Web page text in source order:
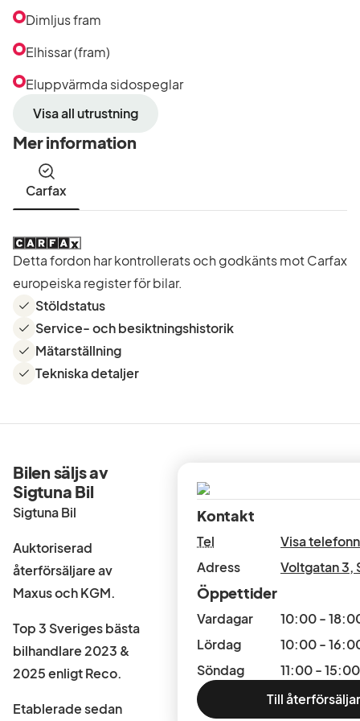
Dimljus fram
Elhissar (fram)
Eluppvärmda sidospeglar
Visa all utrustning
Mer information
Carfax
Detta fordon har kontrollerats och godkänts mot Carfax
europeiska register för bilar.
Stöldstatus
Service- och besiktningshistorik
Mätarställning
Tekniska detaljer
Bilen säljs av
Sigtuna Bil
Sigtuna Bil
Auktoriserad
återförsäljare av
Maxus och KGM.
Top 3 Sveriges bästa
bilhandlare 2023 &
2025 enligt Reco.
Etablerade sedan
Kontakt
Tel
Visa
Adress
Voltgatan 3,
Öppettider
Vardagar
10:00 -
Lördag
10:00 -
Söndag
11:00 - 15:00
Till